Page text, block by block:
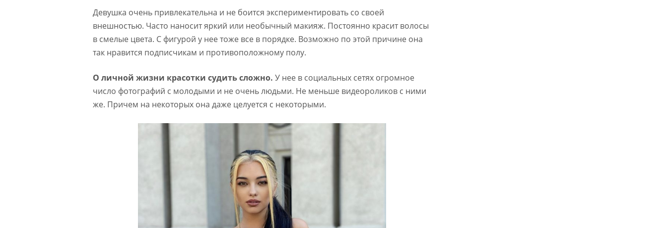
Девушка очень привлекательна и не боится экспериментировать со своей
внешностью. Часто наносит яркий или необычный макияж. Постоянно красит волосы
в смелые цвета. С фигурой у нее тоже все в порядке. Возможно по этой причине она
так нравится подписчикам и противоположному полу.
О личной жизни красотки судить сложно. У нее в социальных сетях огромное
число фотографий с молодыми и не очень людьми. Не меньше видеороликов с ними
же. Причем на некоторых она даже целуется с некоторыми.